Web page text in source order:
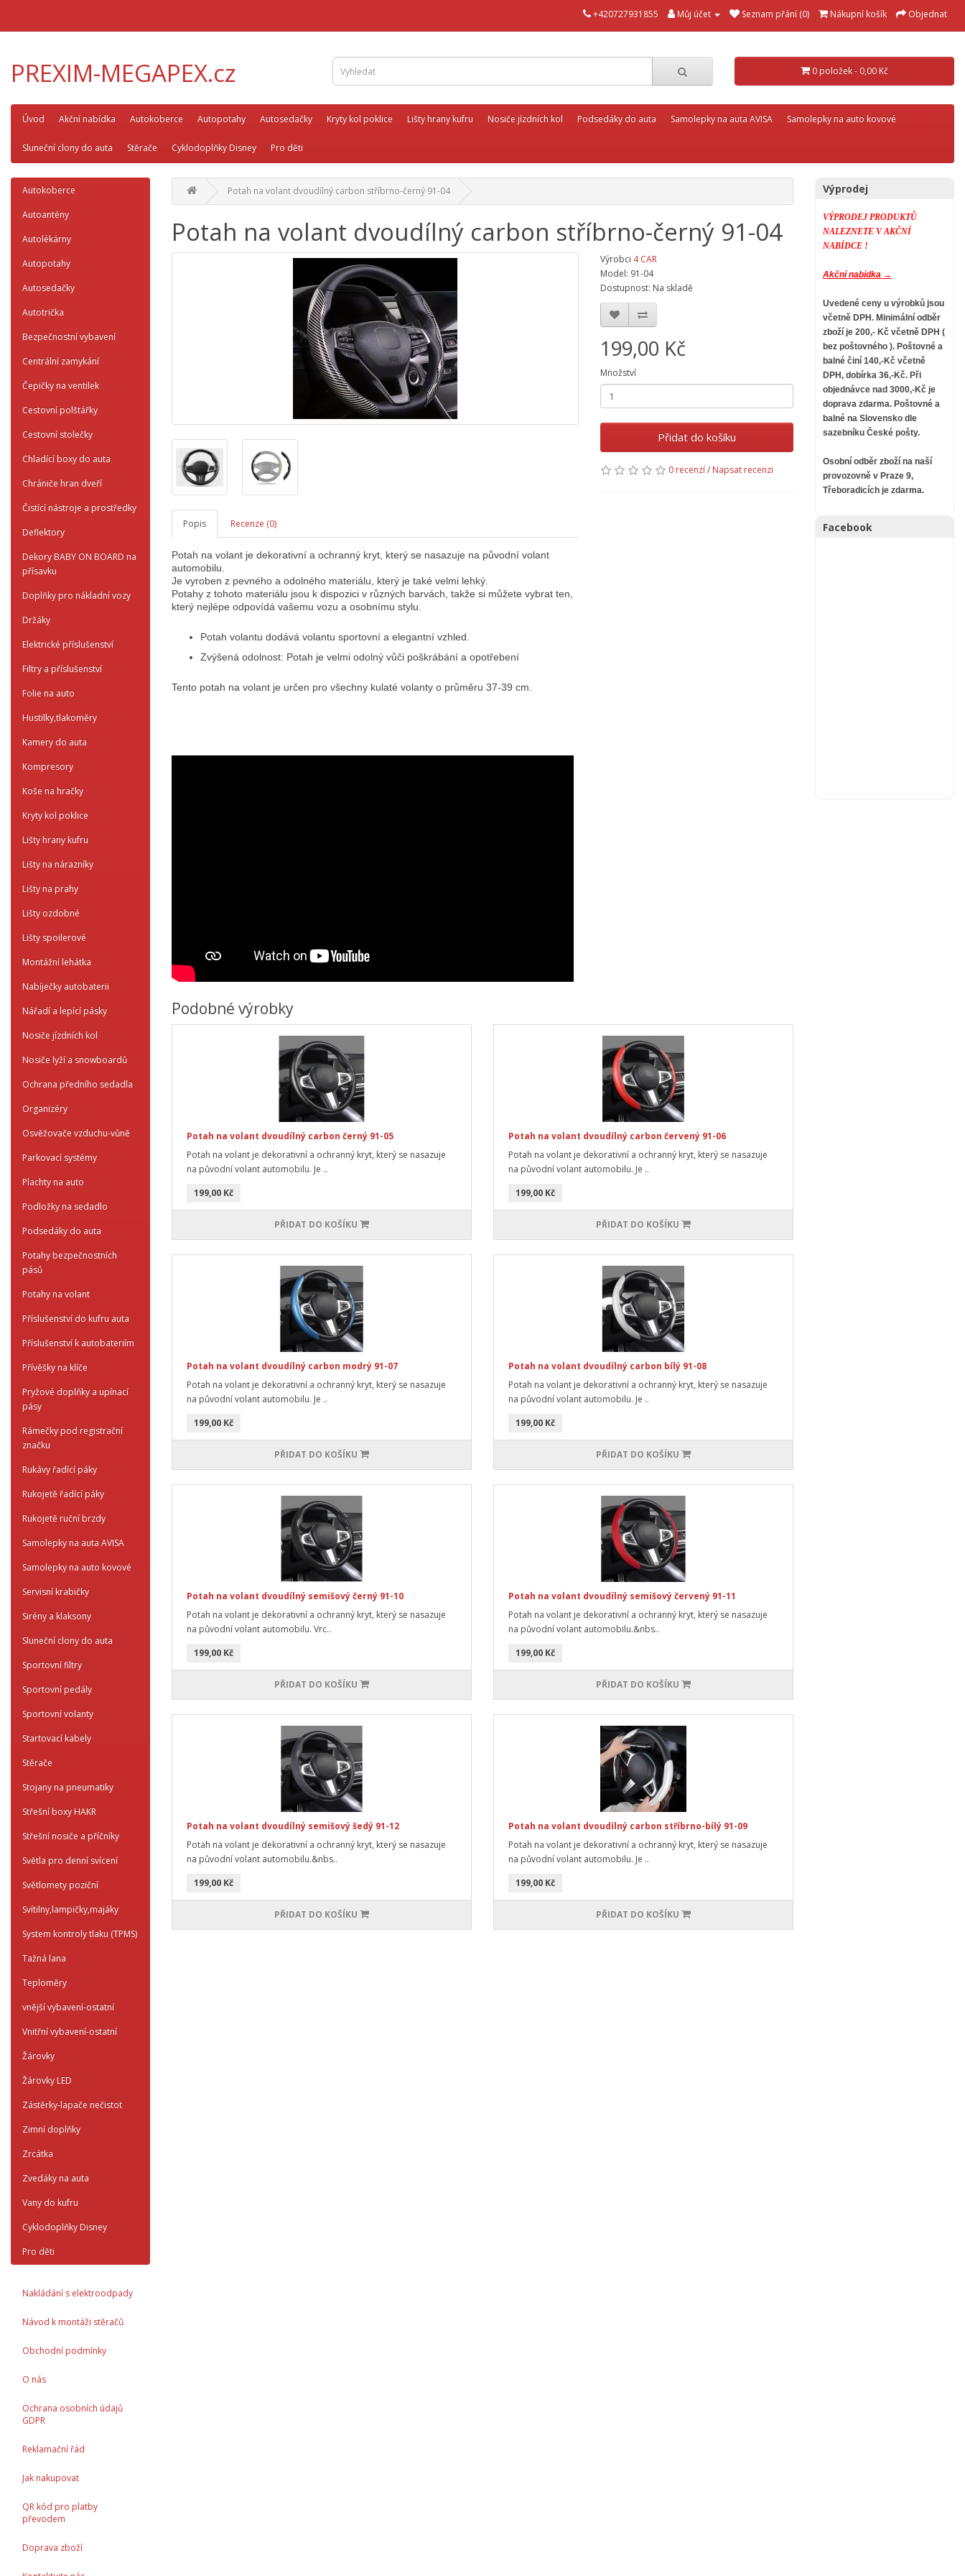
+420727931855 Můj účet Seznam přání (0) Nákupní košík Objednat
PREXIM-MEGAPEX.cz 0 položek - 0,00 Kč
Úvod Akční nabídka Autokoberce Autopotahy Autosedačky Kryty kol poklice Lišty hrany kufru Nosiče jízdních kol Podsedáky do auta Samolepky na auta AVISA Samolepky na auto kovové
Sluneční clony do auta Stěrače Cyklodoplňky Disney Pro děti
Autokoberce
Autoantény
Autolékárny
Autopotahy
Autosedačky
Autotrička
Bezpečnostní vybavení
Centrální zamykání
Čepičky na ventilek
Cestovní polštářky
Cestovní stolečky
Chladící boxy do auta
Chrániče hran dveří
Čistící nástroje a prostředky
Deflektory
Dekory BABY ON BOARD na
přísavku
Doplňky pro nákladní vozy
Držáky
Elektrické příslušenství
Filtry a příslušenství
Folie na auto
Hustilky,tlakoměry
Kamery do auta
Kompresory
Koše na hračky
Kryty kol poklice
Lišty hrany kufru
Lišty na nárazníky
Lišty na prahy
Lišty ozdobné
Lišty spoilerové
Montážní lehátka
Nabíječky autobaterii
Nářadí a lepící pásky
Nosiče jízdních kol
Nosiče lyží a snowboardů
Ochrana předního sedadla
Organizéry
Osvěžovače vzduchu-vůně
Parkovací systémy
Plachty na auto
Podložky na sedadlo
Podsedáky do auta
Potahy bezpečnostních
pásů
Potahy na volant
Příslušenství do kufru auta
Příslušenství k autobateriím
Přívěšky na klíče
Pryžové doplňky a upínací
pásy
Rámečky pod registrační
značku
Rukávy řadící páky
Rukojetě řadící páky
Rukojetě ruční brzdy
Samolepky na auta AVISA
Samolepky na auto kovové
Servisní krabičky
Sirény a klaksony
Sluneční clony do auta
Sportovní filtry
Sportovní pedály
Sportovní volanty
Startovací kabely
Stěrače
Stojany na pneumatiky
Střešní boxy HAKR
Střešní nosiče a příčníky
Světla pro denní svícení
Světlomety poziční
Svítilny,lampičky,majáky
System kontroly tlaku (TPMS)
Tažná lana
Teploměry
vnější vybavení-ostatní
Vnitřní vybavení-ostatní
Žárovky
Žárovky LED
Zástěrky-lapače nečistot
Zimní doplňky
Zrcátka
Zvedáky na auta
Vany do kufru
Cyklodoplňky Disney
Pro děti
Nakládání s elektroodpady
Návod k montáži stěračů
Obchodní podmínky
O nás
Ochrana osobních údajů
GDPR
Reklamační řád
Jak nakupovat
QR kód pro platby
převodem
Doprava zboží
Potah na volant dvoudílný carbon stříbrno-černý 91-04
Potah na volant dvoudílný carbon stříbrno-černý 91-04
Popis Recenze (0)
Potah na volant je dekorativní a ochranný kryt, který se nasazuje na původní volant
automobilu.
Je vyroben z pevného a odolného materiálu, který je také velmi lehký.
Potahy z tohoto materiálu jsou k dispozici v různých barvách, takže si můžete vybrat ten,
který nejlépe odpovídá vašemu vozu a osobnímu stylu.
Potah volantu dodává volantu sportovní a elegantní vzhled.
Zvýšená odolnost: Potah je velmi odolný vůči poškrábání a opotřebení
Tento potah na volant je určen pro všechny kulaté volanty o průměru 37-39 cm.
Výrobci 4 CAR
Model: 91-04
Dostupnost: Na skladě
199,00 Kč
Množství
Přidat do košíku
0 recenzí/ Napsat recenzi
Podobné výrobky
Potah na volant dvoudílný carbon černý 91-05
Potah na volant je dekorativní a ochranný kryt, který se nasazuje
na původní volant automobilu. Je ..
199,00 Kč
PŘIDAT DO KOŠÍKU
Potah na volant dvoudílný carbon červený 91-06
Potah na volant je dekorativní a ochranný kryt, který se nasazuje
na původní volant automobilu. Je ..
199,00 Kč
PŘIDAT DO KOŠÍKU
Potah na volant dvoudílný carbon modrý 91-07
Potah na volant je dekorativní a ochranný kryt, který se nasazuje
na původní volant automobilu. Je ..
199,00 Kč
PŘIDAT DO KOŠÍKU
Potah na volant dvoudílný carbon bílý 91-08
Potah na volant je dekorativní a ochranný kryt, který se nasazuje
na původní volant automobilu. Je ..
199,00 Kč
PŘIDAT DO KOŠÍKU
Potah na volant dvoudílný semišový černý 91-10
Potah na volant je dekorativní a ochranný kryt, který se nasazuje
na původní volant automobilu. Vrc..
199,00 Kč
PŘIDAT DO KOŠÍKU
Potah na volant dvoudílný semišový červený 91-11
Potah na volant je dekorativní a ochranný kryt, který se nasazuje
na původní volant automobilu.&nbs..
199,00 Kč
PŘIDAT DO KOŠÍKU
Potah na volant dvoudílný semišový šedý 91-12
Potah na volant je dekorativní a ochranný kryt, který se nasazuje
na původní volant automobilu.&nbs..
199,00 Kč
PŘIDAT DO KOŠÍKU
Potah na volant dvoudílný carbon stříbrno-bílý 91-09
Potah na volant je dekorativní a ochranný kryt, který se nasazuje
na původní volant automobilu. Je ..
199,00 Kč
PŘIDAT DO KOŠÍKU
Výprodej
VÝPRODEJ PRODUKTŮ
NALEZNETE V AKČNÍ
NABÍDCE !
Akční nabídka →
Uvedené ceny u výrobků jsou
včetně DPH. Minimální odběr
zboží je 200,- Kč včetně DPH (
bez poštovného ). Poštovné a
balné činí 140,-Kč včetně
DPH, dobírka 36,-Kč. Při
objednávce nad 3000,-Kč je
doprava zdarma. Poštovné a
balné na Slovensko dle
sazebníku České pošty.
Osobní odběr zboží na naší
provozovně v Praze 9,
Třeboradicích je zdarma.
Facebook